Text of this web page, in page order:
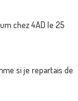
chez 4AD le 25
si je repartais de